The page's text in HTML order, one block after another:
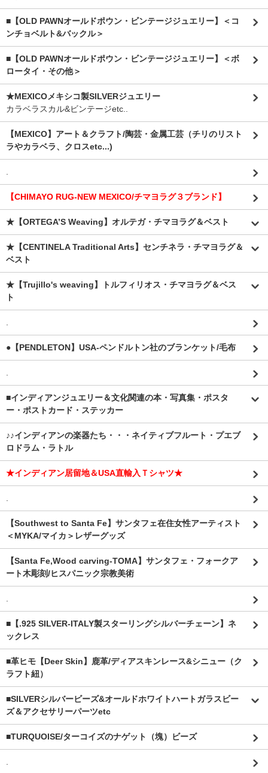
■【OLD PAWNオールドポウン・ビンテージジュエリー】＜コ
ンチョベルト&バックル＞
■【OLD PAWNオールドポウン・ビンテージジュエリー】＜ボ
ロータイ・その他＞
★MEXICOメキシコ製SILVERジュエリー
カラベラスカル&ビンテージetc..
【MEXICO】アート＆クラフト/陶芸・金属工芸（チリのリスト
ラやカラベラ、クロスetc...)
【CHIMAYO RUG-NEW MEXICO/チマヨラグ３ブランド】
★【ORTEGA’S Weaving】オルテガ・チマヨラグ＆ベスト
★【CENTINELA Traditional Arts】センチネラ・チマヨラグ＆
ベスト
★【Trujillo's weaving】トルフィリオス・チマヨラグ＆ベス
ト
●【PENDLETON】USA-ペンドルトン社のブランケット/毛布
■インディアンジュエリー＆文化関連の本・写真集・ポスタ
ー・ポストカード・ステッカー
♪♪インディアンの楽器たち・・・ネイティブフルート・プエブ
ロドラム・ラトル
★インディアン居留地＆USA直輸入Ｔシャツ★
【Southwest to Santa Fe】サンタフェ在住女性アーティスト
＜MYKA/マイカ＞レザーグッズ
【Santa Fe,Wood carving-TOMA】サンタフェ・フォークア
ート木彫刻/ヒスパニック宗教美術
■【.925 SILVER-ITALY製スターリングシルバーチェーン】ネ
ックレス
■革ヒモ【Deer Skin】鹿革/ディアスキンレース&シニュー（ク
ラフト紐）
■SILVERシルバービーズ&オールドホワイトハートガラスビー
ズ＆アクセサリーパーツetc
■TURQUOISE/ターコイズのナゲット（塊）ビーズ